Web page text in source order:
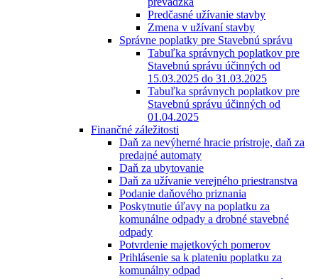
Predčasné užívanie stavby
Zmena v užívaní stavby
Správne poplatky pre Stavebnú správu
Tabuľka správnych poplatkov pre
Stavebnú správu účinných od
15.03.2025 do 31.03.2025
Tabuľka správnych poplatkov pre
Stavebnú správu účinných od
01.04.2025
Finančné záležitosti
Daň za nevýherné hracie prístroje, daň za
predajné automaty
Daň za ubytovanie
Daň za užívanie verejného priestranstva
Podanie daňového priznania
Poskytnutie úľavy na poplatku za
komunálne odpady a drobné stavebné
odpady
Potvrdenie majetkových pomerov
Prihlásenie sa k plateniu poplatku za
komunálny odpad